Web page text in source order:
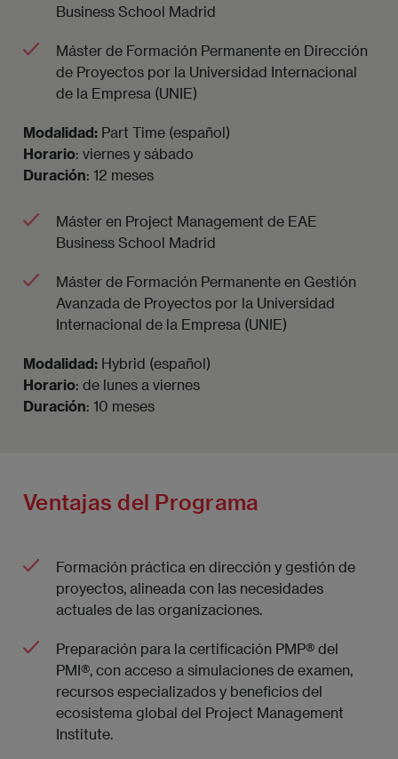
Business School Madrid
Máster de Formación Permanente en Dirección
de Proyectos por la Universidad Internacional
de la Empresa (UNIE)
Modalidad: Part Time (español)
Horario: viernes y sábado
Duración: 12 meses
Máster en Project Management de EAE
Business School Madrid
Máster de Formación Permanente en Gestión
Avanzada de Proyectos por la Universidad
Internacional de la Empresa (UNIE)
Modalidad: Hybrid (español)
Horario: de lunes a viernes
Duración: 10 meses
Ventajas del Programa
Formación práctica en dirección y gestión de
proyectos, alineada con las necesidades
actuales de las organizaciones.
Preparación para la certificación PMP® del
PMI®, con acceso a simulaciones de examen,
recursos especializados y beneficios del
ecosistema global del Project Management
Institute.